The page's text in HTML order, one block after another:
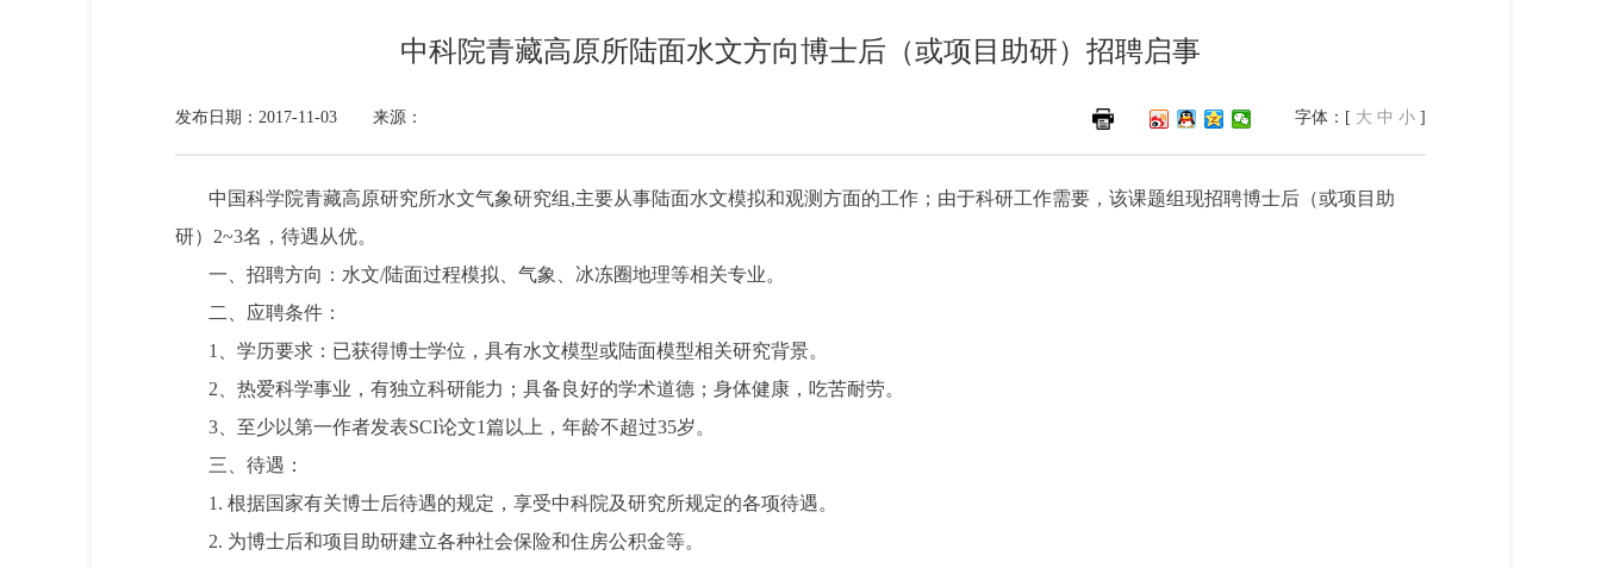
中科院青藏高原所陆面水文方向博士后（或项目助研）招聘启事
发布日期：2017-11-03 来源： 字体：[ 大 中 小 ]
中国科学院青藏高原研究所水文气象研究组 ,主要从事陆面水文模拟和观测方面的工作；由于科研工作需要，该课题组现招聘博士后（或项目助
研） 2~3名，待遇从优。
一、招聘方向：水文/陆面过程模拟、气象、冰冻圈地理等相关专业。
二、应聘条件：
1
、学历要求：已获得博士学位，具有水文模型或陆面模型相关研究背景。
2 、热爱科学事业，有独立科研能力；具备良好的学术道德；身体健康，吃苦耐劳。
3 、至少以第一作者发表SCI论文1篇以上，年龄不超过35岁。
三、待遇：
1. 根据国家有关博士后待遇的规定，享受中科院及研究所规定的各项待遇。
2. 为博士后和项目助研建立各种社会保险和住房公积金等。